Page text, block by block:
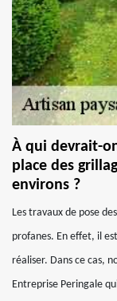
À qui devrait-
place des
environs ?
Les travaux de pose
profanes. En effet, il
réaliser. Dans ce cas,
Entreprise Peringale